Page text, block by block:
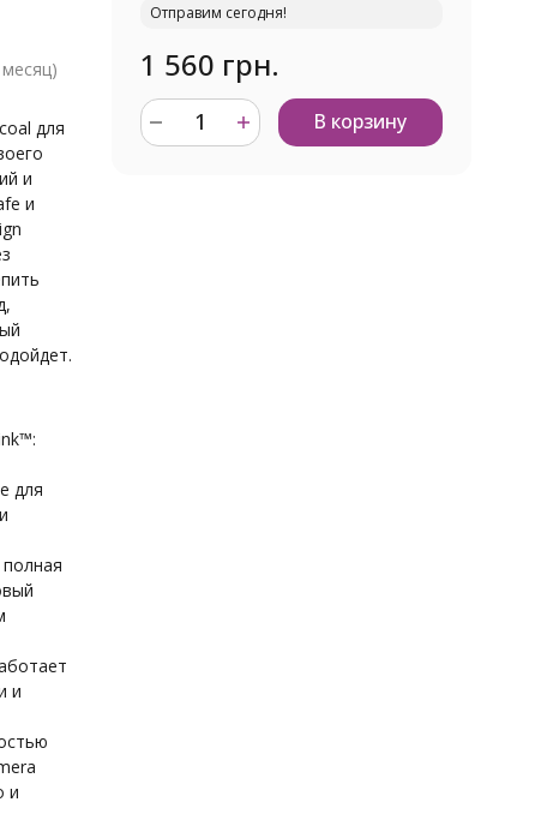
для
и
и
для
и
и
Отправим сегодня!
1 560 грн.
В корзину